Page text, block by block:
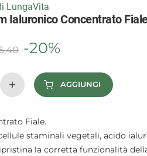
LungaVita
Ialuronico Concentrato
-20%
AGGIUNGI
Fiale.
cellule staminali vegetali, acido
la corretta funzionalità